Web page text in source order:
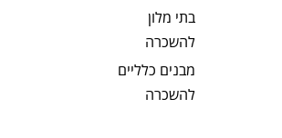
בתי מלון
להשכרה
מבנים כלליים
להשכרה